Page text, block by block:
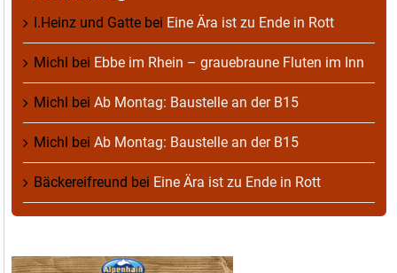
I.Heinz und Gatte bei Eine Ära ist zu Ende in Rott
Michl bei Ebbe im Rhein – grauebraune Fluten im Inn
Michl bei Ab Montag: Baustelle an der B15
Michl bei Ab Montag: Baustelle an der B15
Bäckereifreund bei Eine Ära ist zu Ende in Rott